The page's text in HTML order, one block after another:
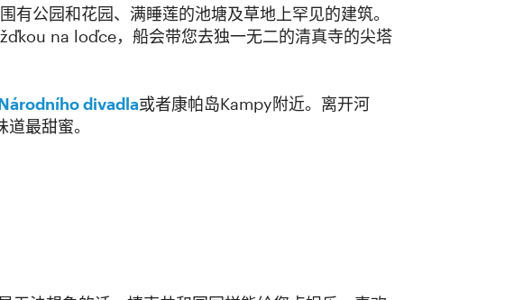
有公园和花园、满睡莲的池塘及草地上罕见的建筑。
na loďce，船会带您去独一无二的清真寺的尖塔
divadla或者康帕岛Kampy附近。离开河
道最甜蜜。